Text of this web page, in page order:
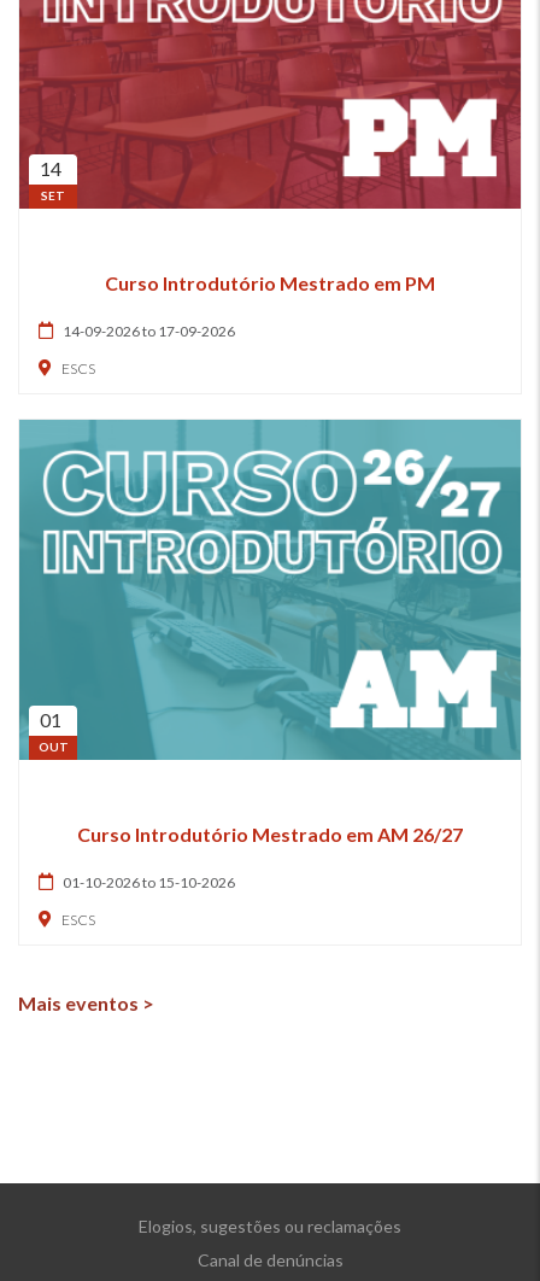
14
SET
Curso Introdutório Mestrado em PM
14-09-2026 to 17-09-2026
ESCS
01
OUT
Curso Introdutório Mestrado em AM 26/27
01-10-2026 to 15-10-2026
ESCS
Mais eventos >
Elogios, sugestões ou reclamações
Canal de denúncias